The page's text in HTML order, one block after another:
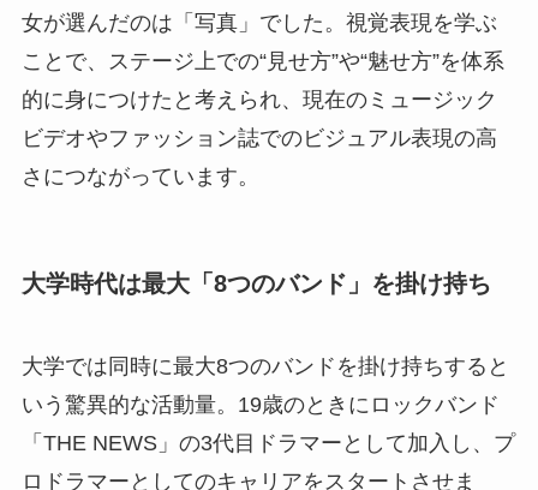
女が選んだのは「写真」でした。視覚表現を学ぶ
ことで、ステージ上での“見せ方”や“魅せ方”を体系
的に身につけたと考えられ、現在のミュージック
ビデオやファッション誌でのビジュアル表現の高
さにつながっています。
大学時代は最大「8つのバンド」を掛け持ち
大学では同時に最大8つのバンドを掛け持ちすると
いう驚異的な活動量。19歳のときにロックバンド
「THE NEWS」の3代目ドラマーとして加入し、プ
ロドラマーとしてのキャリアをスタートさせま